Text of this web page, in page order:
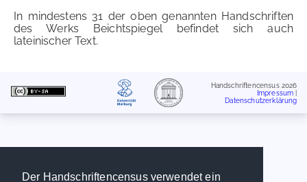
Der Handschriftencensus verwendet ein
In mindestens 31 der oben genannten Handschriften
des Werks Beichtspiegel befindet sich auch
lateinischer Text.
Handschriftencensus 2026
Impressum
Datenschutzerklärung